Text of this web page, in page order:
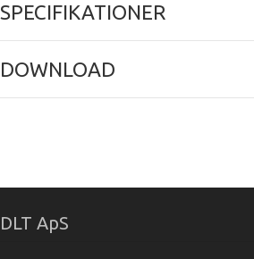
SPECIFIKATIONER
DOWNLOAD
DLT ApS